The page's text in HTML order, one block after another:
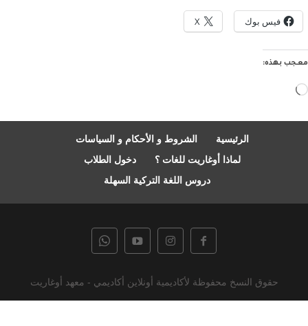
فيس بوك X
معجب بهذه:
جاري
الرئيسية
الشروط و الأحكام و السياسات
لماذا أوغاريت للغات ؟
دخول الطلاب
دروس اللغة التركية السهلة
حقوق النسخ محفوظة لأكاديمية أونلاين أكاديمي - معهد أوغاريت